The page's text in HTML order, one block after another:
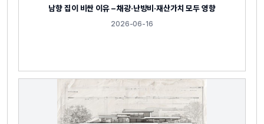
남향 집이 비싼 이유 – 채광·난방비·재산가치 모두 영향
2026-06-16